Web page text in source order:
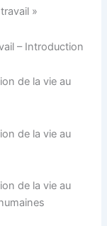
»
– Introduction
de la vie au
de la vie au
de la vie au